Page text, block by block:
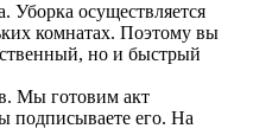
Уборка осуществляется
комнатах. Поэтому вы
но и быстрый
Мы готовим акт
подписываете его. На